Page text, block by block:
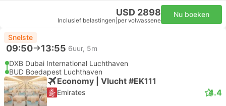
USD 2898
Inclusief belastingen per volwassene
Nu boeken
Snelste
09:50 13:55 6uur, 5m
DXB Dubai International Luchthaven
BUD Boedapest Luchthaven
Economy | Vlucht #EK111
Emirates 4.4